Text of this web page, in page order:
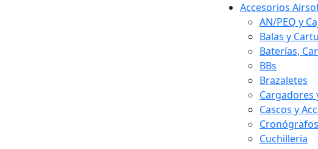
Accesorios
AN/PEQ y
Balas y
Baterías,
BBs
Brazaletes
Cargadores
Cascos y
Cronógrafos
Cuchilleria